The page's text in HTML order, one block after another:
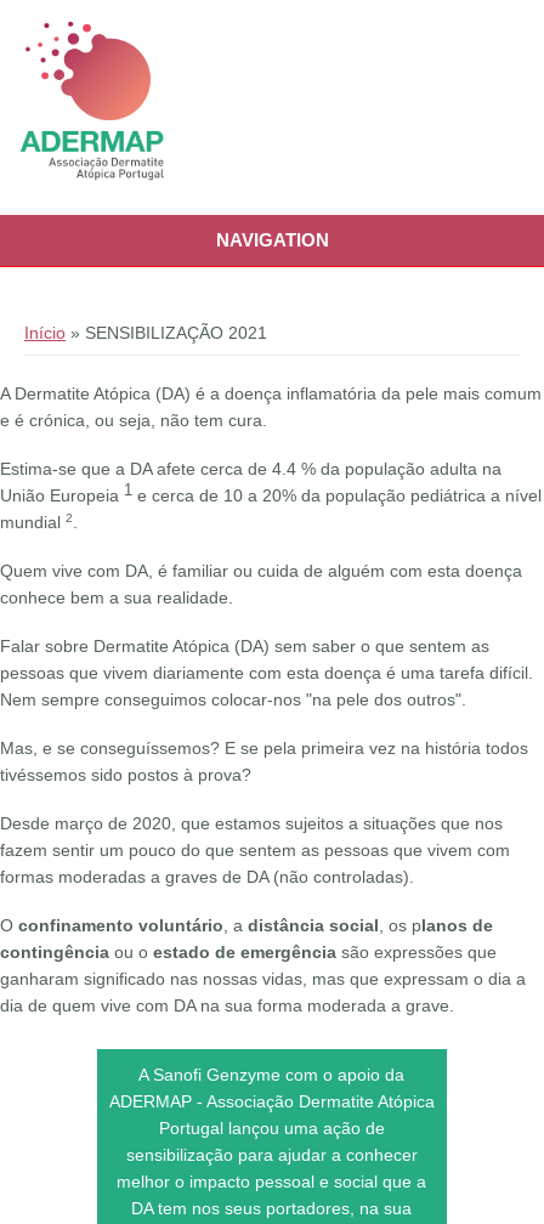
NAVIGATION
Início » SENSIBILIZAÇÃO 2021
A Dermatite Atópica (DA) é a doença inflamatória da pele mais comum
e é crónica, ou seja, não tem cura.
Estima-se que a DA afete cerca de 4.4 % da população adulta na
União Europeia 1 e cerca de 10 a 20% da população pediátrica a nível
mundial 2.
Quem vive com DA, é familiar ou cuida de alguém com esta doença
conhece bem a sua realidade.
Falar sobre Dermatite Atópica (DA) sem saber o que sentem as
pessoas que vivem diariamente com esta doença é uma tarefa difícil.
Nem sempre conseguimos colocar-nos "na pele dos outros".
Mas, e se conseguíssemos? E se pela primeira vez na história todos
tivéssemos sido postos à prova?
Desde março de 2020, que estamos sujeitos a situações que nos
fazem sentir um pouco do que sentem as pessoas que vivem com
formas moderadas a graves de DA (não controladas).
O confinamento voluntário, a distância social, os planos de
contingência ou o estado de emergência são expressões que
ganharam significado nas nossas vidas, mas que expressam o dia a
dia de quem vive com DA na sua forma moderada a grave.
A Sanofi Genzyme com o apoio da
ADERMAP - Associação Dermatite Atópica
Portugal lançou uma ação de
sensibilização para ajudar a conhecer
melhor o impacto pessoal e social que a
DA tem nos seus portadores, na sua